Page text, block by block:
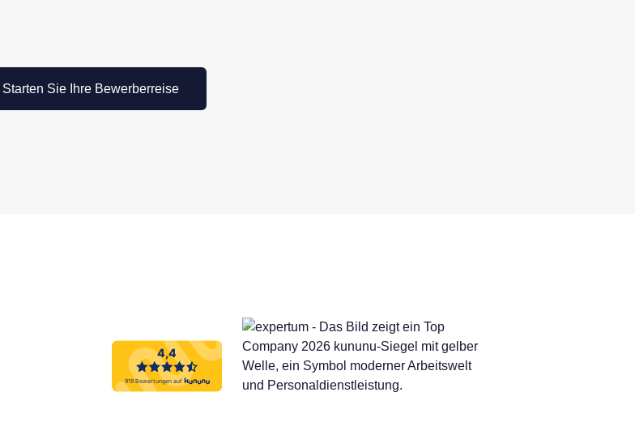
Starten Sie Ihre Bewerberreise